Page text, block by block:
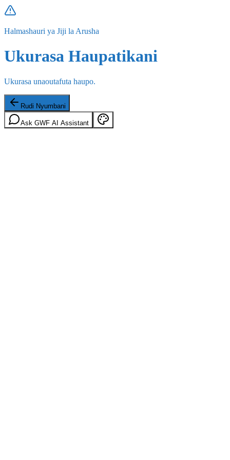
Halmashauri ya Jiji la Arusha
Ukurasa Haupatikani
Ukurasa unaoutafuta haupo.
Rudi Nyumbani
Ask GWF AI Assistant